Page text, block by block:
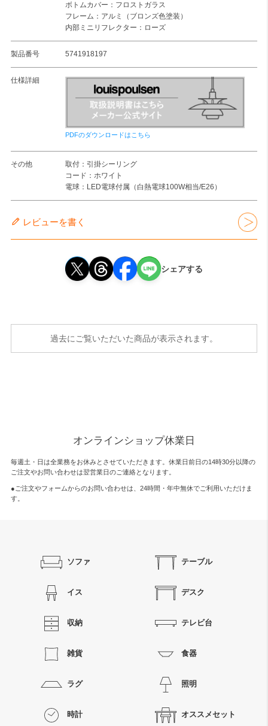
ボトムカバー：フロストガラス
フレーム：アルミ（ブロンズ色塗装）
内部ミニリフレクター：ローズ
製品番号 5741918197
仕様詳細
PDFのダウンロードはこちら
その他
取付：引掛シーリング
コード：ホワイト
電球：LED電球付属（白熱電球100W相当/E26）
レビューを書く
シェアする
過去にご覧いただいた商品が表示されます。
オンラインショップ休業日
毎週土・日は全業務をお休みとさせていただきます。休業日前日の14時30分以降の
ご注文やお問い合わせは翌営業日のご連絡となります。
●ご注文やフォームからのお問い合わせは、 24時間・年中無休でご利用いただけま
す。
ソファ テーブル
イス デスク
収納 テレビ台
雑貨 食器
ラグ 照明
時計 オススメセット